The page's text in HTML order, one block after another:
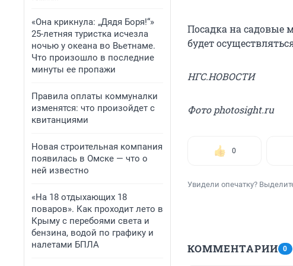
«Она крикнула: „Дядя Боря!“»
25-летняя туристка исчезла
ночью у океана во Вьетнаме.
Что произошло в последние
минуты ее пропажи
Правила оплаты коммуналки
изменятся: что произойдет с
квитанциями
Новая строительная компания
появилась в Омске — что о
ней известно
«На 18 отдыхающих 18
поваров». Как проходит лето в
Крыму с перебоями света и
бензина, водой по графику и
налетами БПЛА
Посадка на садовые
будет
НГС.НОВОСТИ
Фото photosight.ru
0
Увидели опечатку?
КОММЕНТАРИИ 0